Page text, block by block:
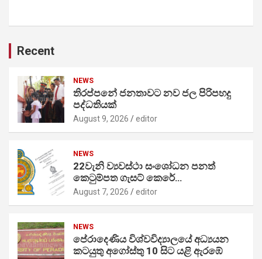
Recent
NEWS
තිරප්පනේ ජනතාවට නව ජල පිරිපහදු
පද්ධතියක්
August 9, 2026 editor
NEWS
22වැනි ව්‍යවස්ථා සංශෝධන පනත්
කෙටුම්පත ගැසට් කෙරේ…
August 7, 2026 editor
NEWS
පේරාදෙණිය විශ්වවිද්‍යාලයේ අධ්‍යයන
කටයුතු අගෝස්තු 10 සිට යළි ඇරඹේ